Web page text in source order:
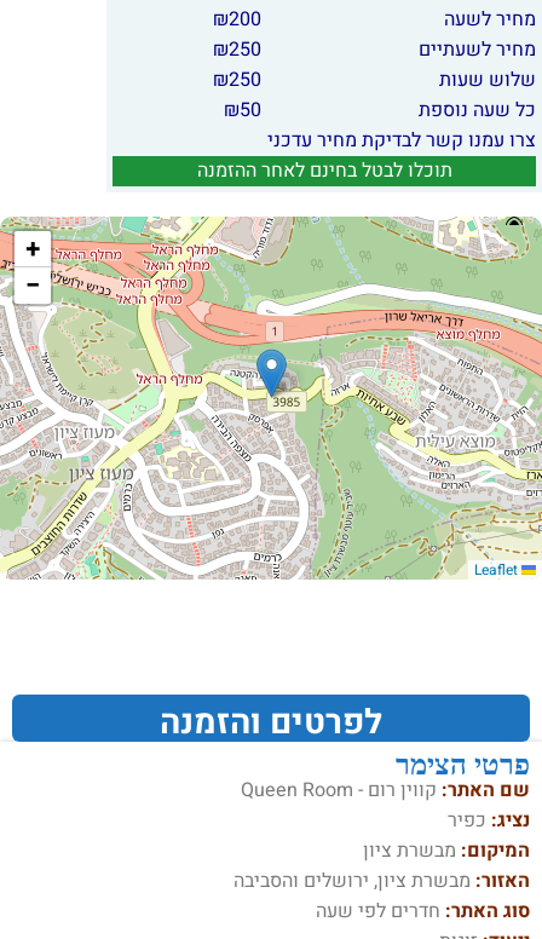
מחיר לשעה 200
₪
מחיר לשעתיים
250
₪
שלוש שעות
250
₪
כל שעה נוספת
50
₪
צרו עמנו קשר לבדיקת מחיר עדכני
תוכלו לבטל בחינם לאחר ההזמנה
+
−
לפרטים והזמנה
פרטי הצימר
שם האתר: קווין רום - Queen Room
נציג: כפיר
המיקום: מבשרת ציון
האזור: מבשרת ציון, ירושלים והסביבה
סוג האתר: חדרים לפי שעה